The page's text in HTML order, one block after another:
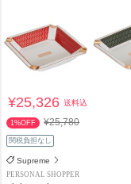
¥25,326送料込
1%OFF ¥25,780
関税負担なし
Supreme
PERSONAL SHOPPER